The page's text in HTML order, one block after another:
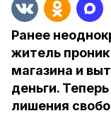
Ранее
житель
магазина и
деньги.
лишения